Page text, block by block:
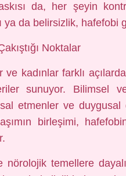
da, her şeyin
ya da belirsizlik, hafefobi
Noktalar
kadınlar farklı
sunuyor. Bilimsel
etmenler ve
birleşimi,
temellere dayalı